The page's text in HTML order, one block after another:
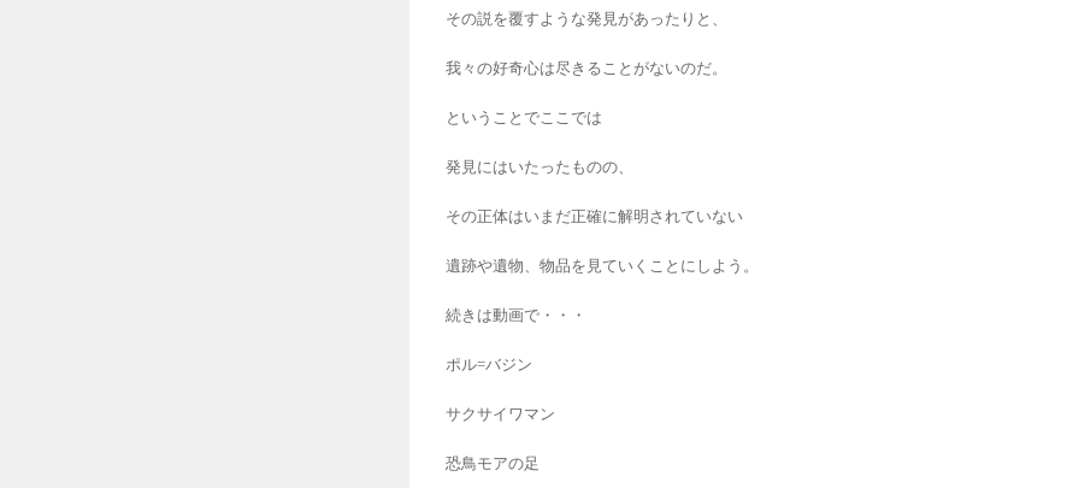
その説を覆すような発見があったりと、
我々の好奇心は尽きることがないのだ。
ということでここでは
発見にはいたったものの、
その正体はいまだ正確に解明されていない
遺跡や遺物、物品を見ていくことにしよう。
続きは動画で・・・
ポル=バジン
サクサイワマン
恐鳥モアの足